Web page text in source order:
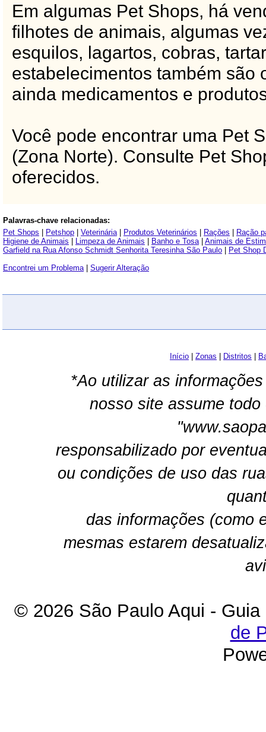
Em algumas Pet Shops, há
filhotes de animais, algumas
esquilos, lagartos, cobras,
estabelecimentos também são
ainda medicamentos e
Você pode encontrar uma Pet
(Zona Norte). Consulte Pet
oferecidos.
Palavras-chave relacionadas:
Pet Shops
Petshop Veterinária| Produtos Veterinários Rações
Ração
Higiene de Animais
Limpeza de Animais Banho e Tosa| Animais de
Garfield na Rua Afonso Schmidt Senhorita Teresinha São Paulo
Pet Shop
Encontrei um Problema| Sugerir Alteração
Início Zonas Distritos
*Ao utilizar as
nosso site assume
responsabilizado por
ou condições de uso das
das informações (como
mesmas estarem
© 2026 São Paulo Aqui -
de